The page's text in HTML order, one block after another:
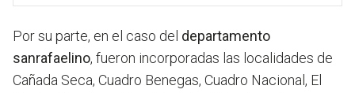
Por su parte, en el caso del departamento
sanrafaelino, fueron incorporadas las localidades de
Cañada Seca, Cuadro Benegas, Cuadro Nacional, El